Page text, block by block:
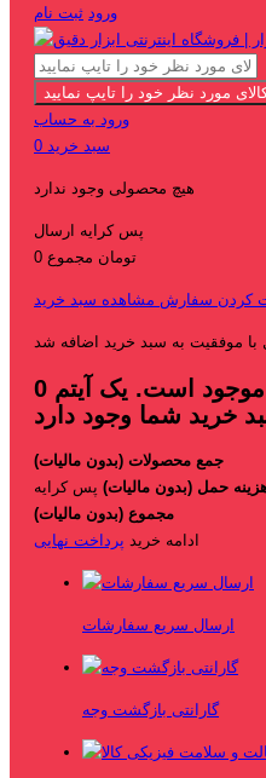
ورود ثبت نام
ورود به حساب
سبد خرید 0
هیچ محصولی وجود ندارد
پس کرایه ارسال
0 تومان مجموع
کردن سفارش مشاهده سبد خرید
موفقیت به سبد خرید اضافه شد
0 موجود است. یک آیتم
جمع محصولات (بدون مالیات)
حمل (بدون مالیات) پس کرایه
مجموع (بدون مالیات)
ادامه خرید پرداخت نهایی
ارسال سریع سفارشات
گارانتی بازگشت وجه